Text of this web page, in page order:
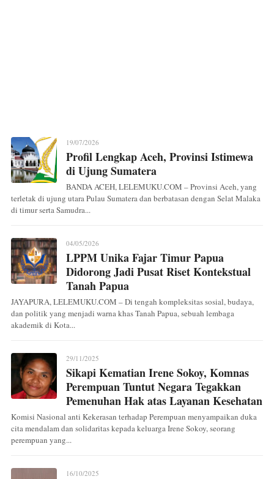
19/07/2026
Profil Lengkap Aceh, Provinsi Istimewa
di Ujung Sumatera
BANDA ACEH, LELEMUKU.COM – Provinsi Aceh, yang
terletak di ujung utara Pulau Sumatera dan berbatasan dengan Selat Malaka
di timur serta Samudra...
04/05/2026
LPPM Unika Fajar Timur Papua
Didorong Jadi Pusat Riset Kontekstual
Tanah Papua
JAYAPURA, LELEMUKU.COM – Di tengah kompleksitas sosial, budaya,
dan politik yang menjadi warna khas Tanah Papua, sebuah lembaga
akademik di Kota...
29/11/2025
Sikapi Kematian Irene Sokoy, Komnas
Perempuan Tuntut Negara Tegakkan
Pemenuhan Hak atas Layanan Kesehatan
Komisi Nasional anti Kekerasan terhadap Perempuan menyampaikan duka
cita mendalam dan solidaritas kepada keluarga Irene Sokoy, seorang
perempuan yang...
16/10/2025